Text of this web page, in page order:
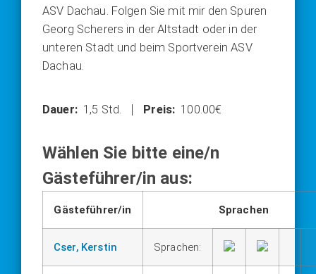
ASV Dach­au. Fol­gen Sie mit mir den Spu­ren
Georg Sche­rers in der Alt­stadt oder in der
unte­ren Stadt und beim Sport­ver­ein ASV
Dach­au.
1,5 Std. 100.00€
Wählen Sie bitte eine/n
Gästeführer/in aus:
Gästeführer/in Sprachen
Cser, Kerstin Sprachen: